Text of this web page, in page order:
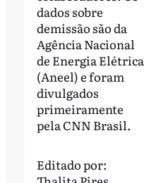
dados sobre
demissão são da
Agência Nacional
de Energia Elétrica
(Aneel) e foram
divulgados
primeiramente
pela CNN Brasil.
Editado por: